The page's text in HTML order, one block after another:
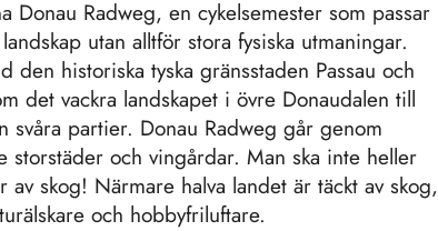
Radweg, en cykelsemester som passar
utan alltför stora fysiska utmaningar.
historiska tyska gränsstaden Passau och
det vackra landskapet i övre Donaudalen till
svåra partier. Donau Radweg går genom
storstäder och vingårdar. Man ska inte heller
skog! Närmare halva landet är täckt av skog,
och hobbyfriluftare.